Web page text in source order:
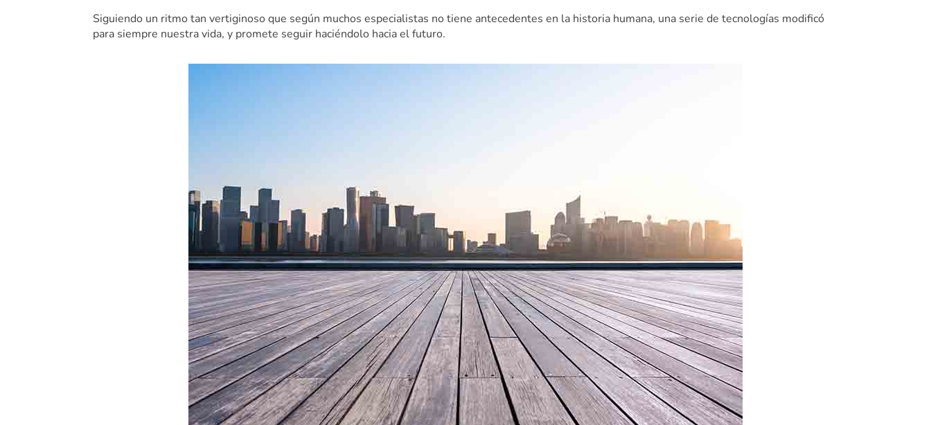
Siguiendo un ritmo tan vertiginoso que según muchos especialistas no tiene antecedentes en la historia humana, una serie de tecnologías modificó
para siempre nuestra vida, y promete seguir haciéndolo hacia el futuro.